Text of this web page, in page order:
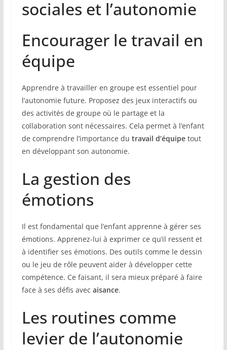
sociales et l’autonomie
Encourager le travail en
équipe
Apprendre à travailler en groupe est essentiel pour
l’autonomie future. Proposez des jeux interactifs ou
des activités de groupe où le partage et la
collaboration sont nécessaires. Cela permet à l’enfant
de comprendre l’importance du travail d’équipetout
en développant son autonomie.
La gestion des
émotions
Il est fondamental que l’enfant apprenne à gérer ses
émotions. Apprenez-lui à exprimer ce qu’il ressent et
à identifier ses émotions. Des outils comme le dessin
ou le jeu de rôle peuvent aider à développer cette
compétence. Ce faisant, il sera mieux préparé à faire
face à ses défis avec aisance.
Les routines comme
levier de l’autonomie